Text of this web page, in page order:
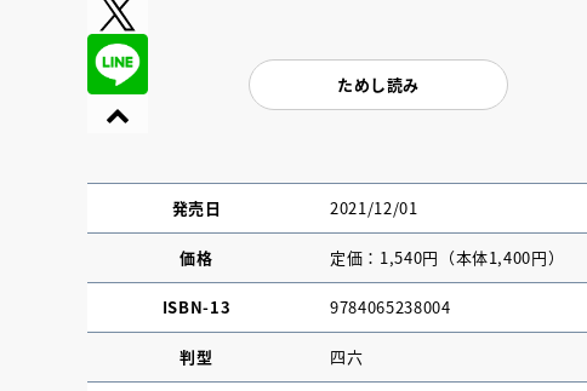
ためし読み
発売日 2021/12/01
価格 定価：1,540円（本体1,400円）
ISBN-13 9784065238004
判型 四六